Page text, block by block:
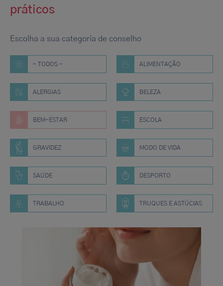
práticos
Escolha a sua categoria de conselho
- TODOS - ALIMENTAÇÃO
ALERGIAS BELEZA
BEM-ESTAR ESCOLA
GRAVIDEZ MODO DE VIDA
SAÚDE DESPORTO
TRABALHO TRUQUES E ASTÚCIAS